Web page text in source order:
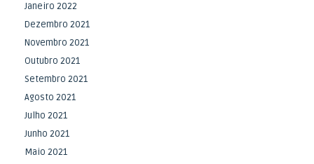
Janeiro 2022
Dezembro 2021
Novembro 2021
Outubro 2021
Setembro 2021
Agosto 2021
Julho 2021
Junho 2021
Maio 2021